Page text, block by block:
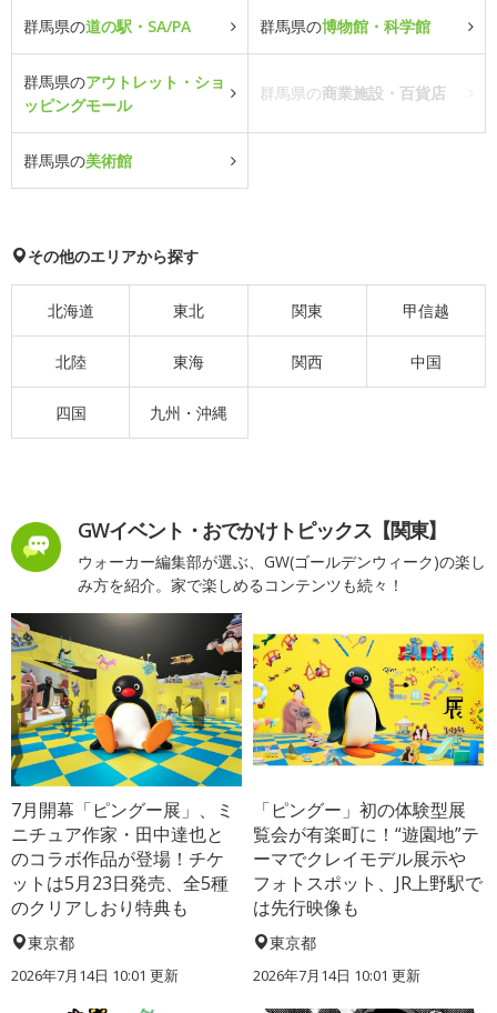
群馬県の道の駅・SA/PA 群馬県の博物館・科学館
群馬県のアウトレット・ショ
ッピングモール
群馬県の商業施設・百貨店
群馬県の美術館
その他のエリアから探す
北海道 東北 関東 甲信越
北陸 東海 関西 中国
四国 九州・沖縄
GWイベント・おでかけトピックス【関東】
ウォーカー編集部が選ぶ、GW(ゴールデンウィーク)の楽し
み方を紹介。家で楽しめるコンテンツも続々！
7月開幕「ピングー展」、ミ
ニチュア作家・田中達也と
のコラボ作品が登場！チケ
ットは5月23日発売、全5種
のクリアしおり特典も
東京都
2026年7月14日 10:01 更新
「ピングー」初の体験型展
覧会が有楽町に！“遊園地”テ
ーマでクレイモデル展示や
フォトスポット、JR上野駅で
は先行映像も
東京都
2026年7月14日 10:01 更新